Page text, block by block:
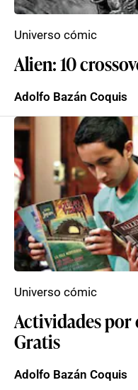
Alien: 10
Universo cómic
Adolfo Bazán Coquis
Actividades por
Gratis
Universo cómic
Adolfo Bazán Coquis